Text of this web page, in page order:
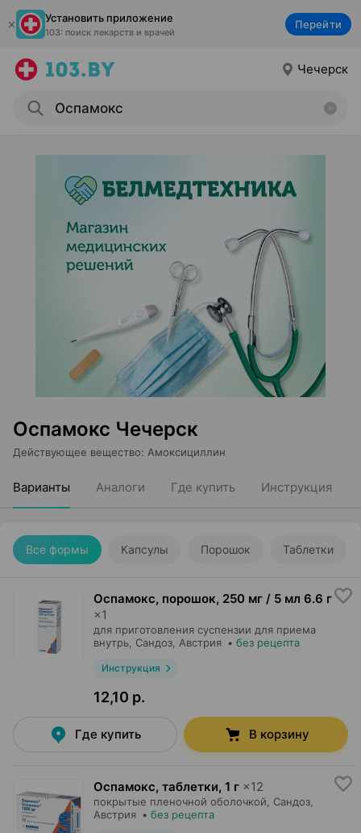
Установить приложение
103: поиск лекарств и врачей
Перейти
Чечерск
Оспамокс Чечерск
Действующее вещество: Амоксициллин
Варианты Аналоги Где купить Инструкция
Все формы Капсулы Порошок Таблетки
Оспамокс, порошок, 250 мг / 5 мл 6.6 г
×1
для приготовления суспензии для приема
внутрь, Сандоз , Австрия • без рецепта
Инструкция
12,10 р.
Где купить В корзину
Оспамокс, таблетки, 1 г ×12
покрытые пленочной оболочкой, Сандоз
Австрия • без рецепта